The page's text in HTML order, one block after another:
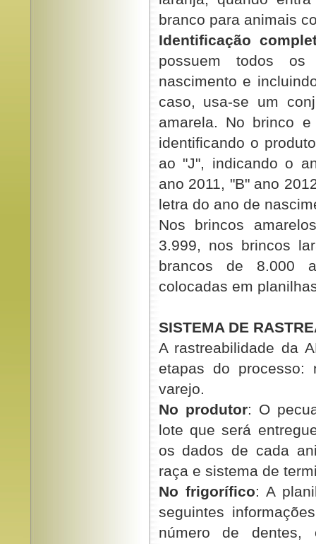
branco para animais
Identificação
possuem todos
nascimento e
caso, usa-se um
amarela. No brinco
identificando o
ao "J", indicando o
ano 2011, "B" ano
letra do ano de
Nos brincos
3.999, nos brincos
brancos de 8.000
colocadas em
SISTEMA DE
A rastreabilidade da
etapas do
varejo.
No produtor: O
lote que será
os dados de cada
raça e sistema de
No frigorífico: A
seguintes
número de dentes,